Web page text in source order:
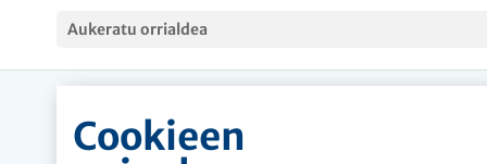
Aukeratu orrialdea
informazio gehiago
Cookieen